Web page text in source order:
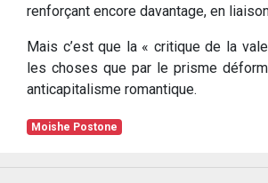
renforçant encore davantage, en
Mais c’est que la « critique de la
les choses que par le prisme
anticapitalisme romantique.
Moishe Postone